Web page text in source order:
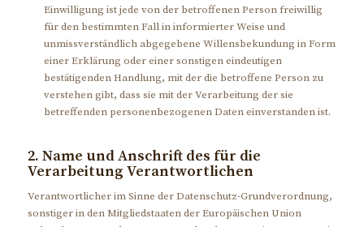
Einwilligung ist jede von der betroffenen Person freiwillig
für den bestimmten Fall in informierter Weise und
unmissverständlich abgegebene Willensbekundung in Form
einer Erklärung oder einer sonstigen eindeutigen
bestätigenden Handlung, mit der die betroffene Person zu
verstehen gibt, dass sie mit der Verarbeitung der sie
betreffenden personenbezogenen Daten einverstanden ist.
2. Name und Anschrift des für die
Verarbeitung Verantwortlichen
Verantwortlicher im Sinne der Datenschutz-Grundverordnung,
sonstiger in den Mitgliedstaaten der Europäischen Union